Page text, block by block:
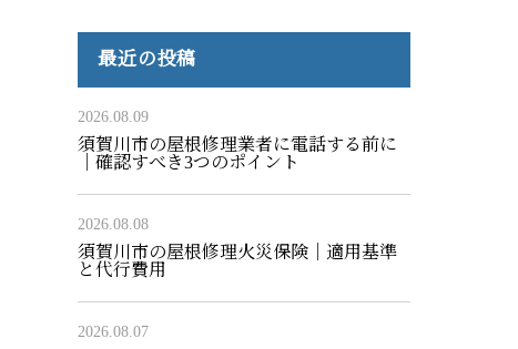
最近の投稿
2026.08.09
須賀川市の屋根修理業者に電話する前に
｜確認すべき3つのポイント
2026.08.08
須賀川市の屋根修理火災保険｜適用基準
と代行費用
2026.08.07